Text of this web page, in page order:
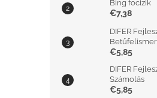
Bing focizik
€7,38
DIFER
€5,85
DIFER
Számolás
€5,85